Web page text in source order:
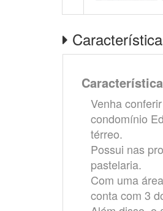
Venha
condomínio
térreo.
Possui nas
pastelaria.
Com uma
conta com 3